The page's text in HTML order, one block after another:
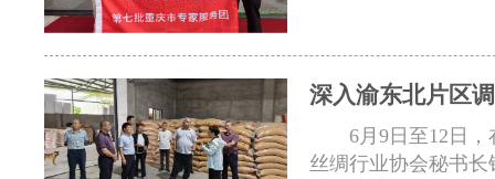
深入渝东北片区
6月9日至12日
丝绸行业协会秘书